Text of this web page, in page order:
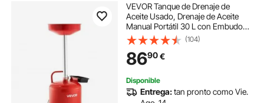
VEVOR Tanque de Drenaje de
Aceite Usado, Drenaje de Aceite
Manual Portátil 30 L con Embudo
Ajustable, Ruedas, Caja de
Herramientas, Drenador de
Combustible para Taller de
Reparación de Coches, Rojo
(104)
8690€
Disponible
Entrega:tan pronto como Vie.